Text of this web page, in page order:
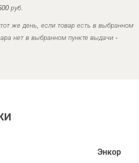
руб.
же день, если товар есть в выбранном
нет в выбранном пункте выдачи -
Энкор